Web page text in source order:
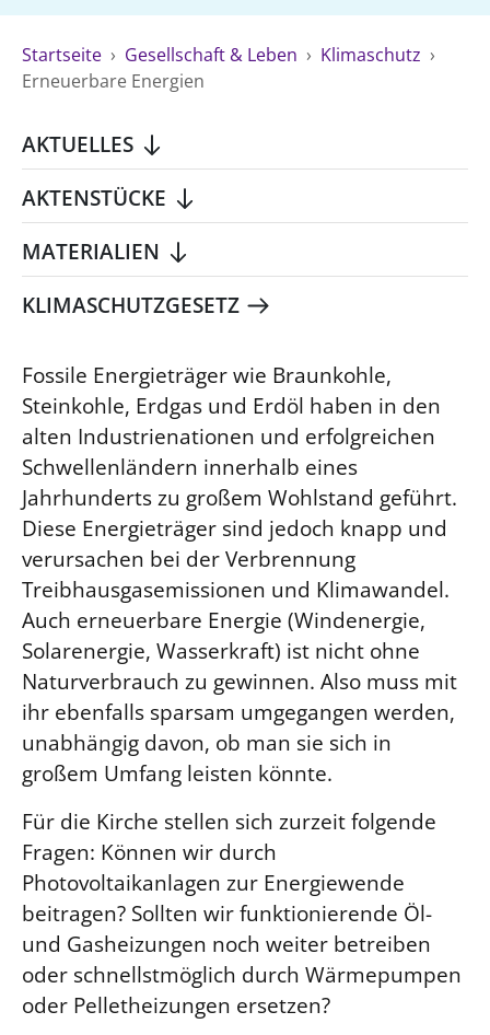
Startseite › Gesellschaft & Leben › Klimaschutz ›
Erneuerbare Energien
AKTUELLES
AKTENSTÜCKE
MATERIALIEN
KLIMASCHUTZGESETZ
Fossile Energieträger wie Braunkohle,
Steinkohle, Erdgas und Erdöl haben in den
alten Industrienationen und erfolgreichen
Schwellenländern innerhalb eines
Jahrhunderts zu großem Wohlstand geführt.
Diese Energieträger sind jedoch knapp und
verursachen bei der Verbrennung
Treibhausgasemissionen und Klimawandel.
Auch erneuerbare Energie (Windenergie,
Solarenergie, Wasserkraft) ist nicht ohne
Naturverbrauch zu gewinnen. Also muss mit
ihr ebenfalls sparsam umgegangen werden,
unabhängig davon, ob man sie sich in
großem Umfang leisten könnte.
Für die Kirche stellen sich zurzeit folgende
Fragen: Können wir durch
Photovoltaikanlagen zur Energiewende
beitragen? Sollten wir funktionierende Öl-
und Gasheizungen noch weiter betreiben
oder schnellstmöglich durch Wärmepumpen
oder Pelletheizungen ersetzen?
Personalausschuss
Willkommen
Kollegium
Abteilungen des Landeskirchenamts
Rechnungsprüfungsamt
Fachstelle Sexualisierte Gewalt
Kirchenämter
Gleichstellung
Datenschutz
Geschäftsstelle Landessynode
LANDESSYNODE
27. Landessynode
Kontakt
Hintergrund
MITARBEIT
Ehrenamt
Beruf
BIBLIOTHEK & ARCHIV
SERVICE
Älterwerden im Pfarrberuf
Beteiligungsverfahren
Beschwerdestellen
Lutherische Kirche
Glaubensbekenntnis
Positionen
Ökumene
Religionen
KLIMASCHUTZ
Erneuerbare Energien
Mobilität
Naturschutz
Gebäude
Impressum
Datenschutz
Barrierefreiheit
Presse
Freie Stellen
Service für Gemeinden
Suche